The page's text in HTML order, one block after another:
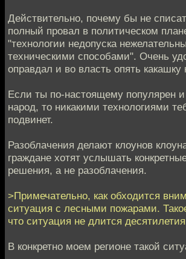
Действительно, почему бы не
полный провал в политическом
"технологии недопуска
техническими способами". Очень
оправдал и во власть опять какашку
Если ты по-настоящему популярен
народ, то никакими технологиями
подвинет.
Разоблачения делают клоунов
граждане хотят услышать
решения, а не разоблачения.
>Примечательно, как обходится
ситуация с лесными пожарами.
что ситуация не длится
В конкретно моем регионе такой